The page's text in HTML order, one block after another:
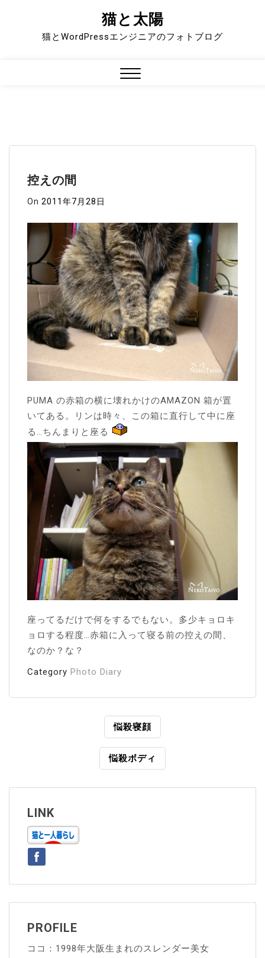
猫と太陽
猫とWordPressエンジニアのフォトブログ
控えの間
On 2011年7月28日
PUMA の赤箱の横に壊れかけのAMAZON 箱が置
いてある。リンは時々、この箱に直行して中に座
る…ちんまりと座る
座ってるだけで何をするでもない。多少キョロキ
ョロする程度…赤箱に入って寝る前の控えの間、
なのか？な？
Category Photo Diary
ビ
ゲ
ー
シ
ョ
ン
悩殺寝顔
悩殺ボディ
LINK
PROFILE
ココ：1998年大阪生まれのスレンダー美女